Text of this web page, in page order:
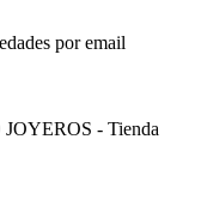
por email